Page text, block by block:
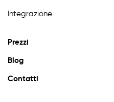
Integrazione
Prezzi
Blog
Contatti